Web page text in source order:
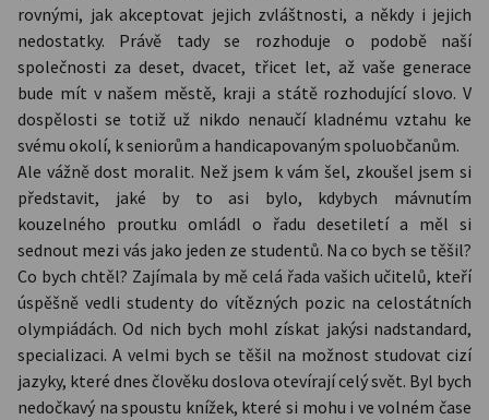
rovnými, jak akceptovat jejich zvláštnosti, a někdy i jejich
nedostatky. Právě tady se rozhoduje o podobě naší
společnosti za deset, dvacet, třicet let, až vaše generace
bude mít v našem městě, kraji a státě rozhodující slovo. V
dospělosti se totiž už nikdo nenaučí kladnému vztahu ke
svému okolí, k seniorům a handicapovaným spoluobčanům.
Ale vážně dost moralit. Než jsem k vám šel, zkoušel jsem si
představit, jaké by to asi bylo, kdybych mávnutím
kouzelného proutku omládl o řadu desetiletí a měl si
sednout mezi vás jako jeden ze studentů. Na co bych se těšil?
Co bych chtěl? Zajímala by mě celá řada vašich učitelů, kteří
úspěšně vedli studenty do vítězných pozic na celostátních
olympiádách. Od nich bych mohl získat jakýsi nadstandard,
specializaci. A velmi bych se těšil na možnost studovat cizí
jazyky, které dnes člověku doslova otevírají celý svět. Byl bych
nedočkavý na spoustu knížek, které si mohu i ve volném čase